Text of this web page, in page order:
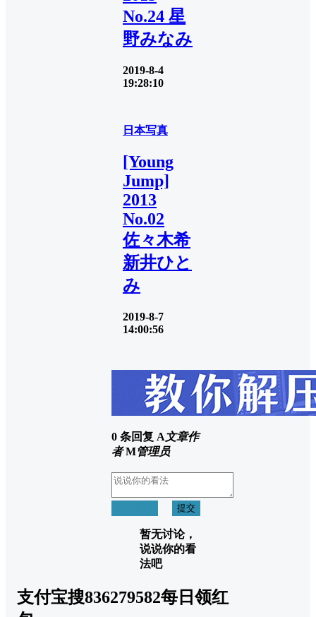
No.24 星
野みなみ
2019-8-4
19:28:10
日本写真
[Young
Jump]
2013
No.02
佐々木希
新井ひと
み
2019-8-7
14:00:56
0 条回复 A文章作
者 M管理员
提交
暂无讨论，
说说你的看
法吧
支付宝搜836279582每日领红